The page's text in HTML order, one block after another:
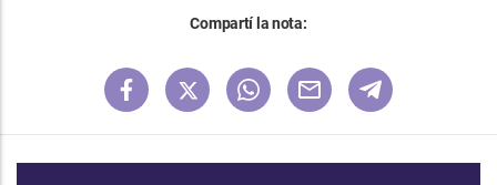
Compartí la nota: